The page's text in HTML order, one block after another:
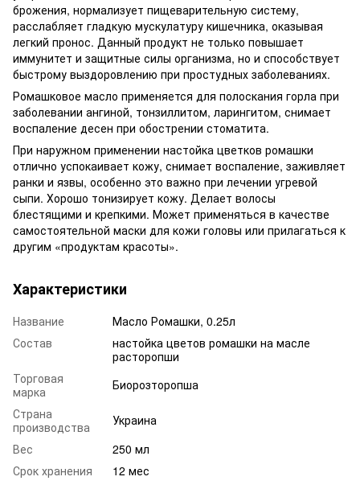
брожения, нормализует пищеварительную систему,
расслабляет гладкую мускулатуру кишечника, оказывая
легкий пронос. Данный продукт не только повышает
иммунитет и защитные силы организма, но и способствует
быстрому выздоровлению при простудных заболеваниях.
Ромашковое масло применяется для полоскания горла при
заболевании ангиной, тонзиллитом, ларингитом, снимает
воспаление десен при обострении стоматита.
При наружном применении настойка цветков ромашки
отлично успокаивает кожу, снимает воспаление, заживляет
ранки и язвы, особенно это важно при лечении угревой
сыпи. Хорошо тонизирует кожу. Делает волосы
блестящими и крепкими. Может применяться в качестве
самостоятельной маски для кожи головы или прилагаться к
другим «продуктам красоты».
Характеристики
Название
Масло Ромашки, 0.25л
Состав
настойка цветов ромашки на масле
расторопши
Торговая
марка
Биорозторопша
Страна
производства
Украина
Вес
250 мл
Срок хранения
12 мес